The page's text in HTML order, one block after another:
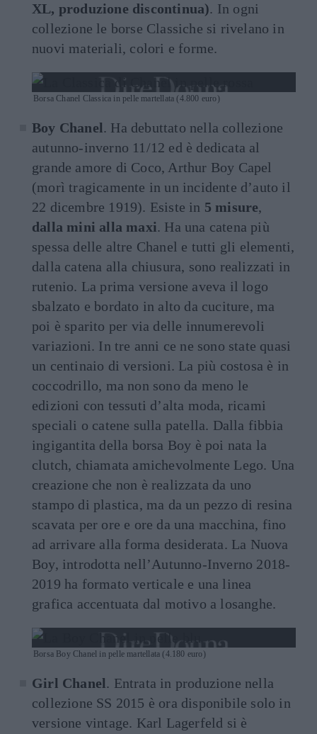
XL, produzione discontinua). In ogni
collezione le borse Classiche si rivelano in
nuovi materiali, colori e forme.
Borsa Chanel Classica in pelle martellata (4.800 euro)
Boy Chanel. Ha debuttato nella collezione
autunno-inverno 11/12 ed è dedicata al
grande amore di Coco, Arthur Boy Capel
(morì tragicamente in un incidente d’auto il
22 dicembre 1919). Esiste in 5 misure,
dalla mini alla maxi. Ha una catena più
spessa delle altre Chanel e tutti gli elementi,
dalla catena alla chiusura, sono realizzati in
rutenio. La prima versione aveva il logo
sbalzato e bordato in alto da cuciture, ma
poi è sparito per via delle innumerevoli
variazioni. In tre anni ce ne sono state quasi
un centinaio di versioni. La più costosa è in
coccodrillo, ma non sono da meno le
edizioni con tessuti d’alta moda, ricami
speciali o catene sulla patella. Dalla fibbia
ingigantita della borsa Boy è poi nata la
clutch, chiamata amichevolmente Lego. Una
creazione che non è realizzata da uno
stampo di plastica, ma da un pezzo di resina
scavata per ore e ore da una macchina, fino
ad arrivare alla forma desiderata. La Nuova
Boy, introdotta nell’Autunno-Inverno 2018-
2019 ha formato verticale e una linea
grafica accentuata dal motivo a losanghe.
Borsa Boy Chanel in pelle martellata (4.180 euro)
Girl Chanel. Entrata in produzione nella
collezione SS 2015 è ora disponibile solo in
versione vintage. Karl Lagerfeld si è